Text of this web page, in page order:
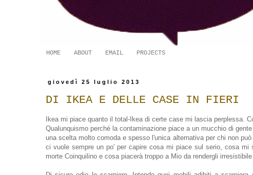
HOME ABOUT EMAIL PROJECTS
giovedì 25 luglio 2013
DI IKEA E DELLE CASE IN FIERI
Ikea mi piace quanto il total-Ikea di certe case mi lascia perplessa.
Qualunquismo perché la contaminazione piace a un mucchio di
una scelta molto comoda e spesso l'unica alternativa per chi non
ci vuole sempre un po' per capire cosa mi piace sul serio, cosa
morte Coinquilino e cosa piacerà troppo a Mio da rendergli